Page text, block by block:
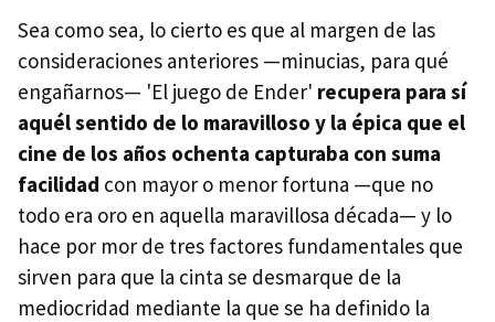
Sea como sea, lo cierto es que al margen de las
consideraciones anteriores —minucias, para qué
engañarnos— 'El juego de Ender' recupera para sí
aquél sentido de lo maravilloso y la épica que el
cine de los años ochenta capturaba con suma
facilidad con mayor o menor fortuna —que no
todo era oro en aquella maravillosa década— y lo
hace por mor de tres factores fundamentales que
sirven para que la cinta se desmarque de la
mediocridad mediante la que se ha definido la